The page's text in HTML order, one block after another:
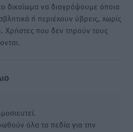
δικαίωμα να διαγράψουμε όποια
ή περιέχουν ύβρεις, χωρίς
Χρήστες που δεν τηρούν τους
όλα τα πεδία για την